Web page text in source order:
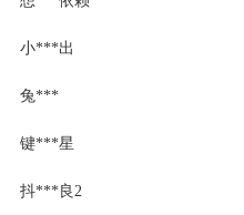
小***出
兔***
键***星
抖***良2